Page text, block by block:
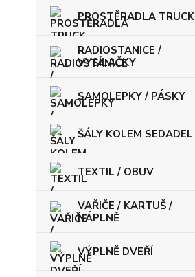
PROSTĚRADLA TRUCK
RADIOSTANICE /
VYSÍLAČKY
SAMOLEPKY / PÁSKY
ŠÁLY KOLEM SEDADEL
TEXTIL / OBUV
VAŘIČE / KARTUŠ /
NÁPLNĚ
VÝPLNĚ DVEŘÍ